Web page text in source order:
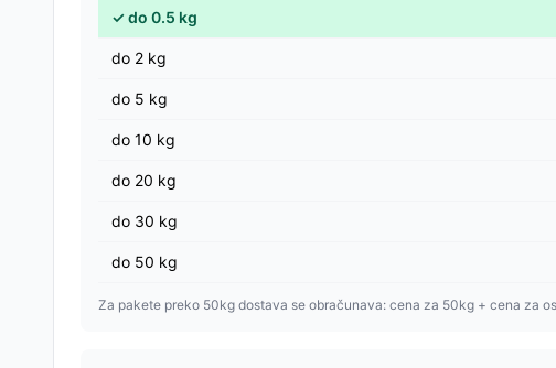
✓do 0.5 kg
do 2 kg
do 5 kg
do 10 kg
do 20 kg
do 30 kg
do 50 kg
Za pakete preko 50kg dostava se obračunava: cena za 50kg + cena za